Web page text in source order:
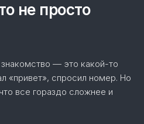
не просто
— это какой-то
«привет», спросил номер. Но
все гораздо сложнее и